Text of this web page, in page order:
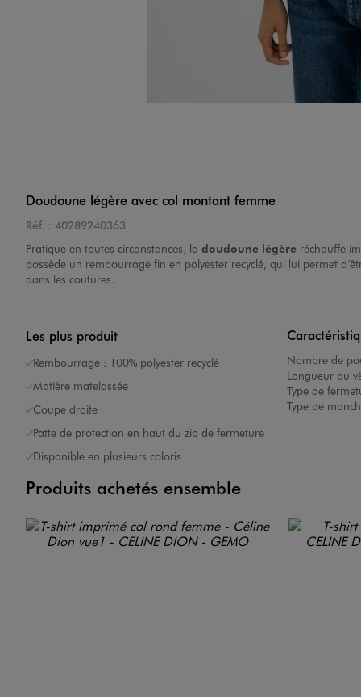
Doudoune légère avec col montant femme
Réf. : 40289240363
Pratique en toutes circonstances, la doudoune légère réchauffe
possède un rembourrage fin en polyester recyclé, qui lui permet
dans les coutures.
Les plus produit
Rembourrage : 100% polyester recyclé
Matière matelassée
Coupe droite
Patte de protection en haut du zip de fermeture
Disponible en plusieurs coloris
Nombre de
Longueur du
Type de
Type de
Produits achetés ensemble